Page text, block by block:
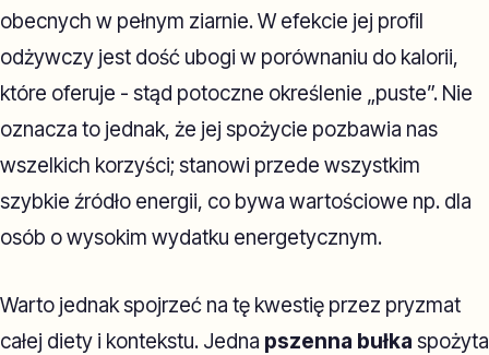
obecnych w pełnym ziarnie. W efekcie jej profil
odżywczy jest dość ubogi w porównaniu do kalorii,
które oferuje - stąd potoczne określenie „puste”. Nie
oznacza to jednak, że jej spożycie pozbawia nas
wszelkich korzyści; stanowi przede wszystkim
szybkie źródło energii, co bywa wartościowe np. dla
osób o wysokim wydatku energetycznym.
Warto jednak spojrzeć na tę kwestię przez pryzmat
całej diety i kontekstu. Jedna pszenna bułka spożyta